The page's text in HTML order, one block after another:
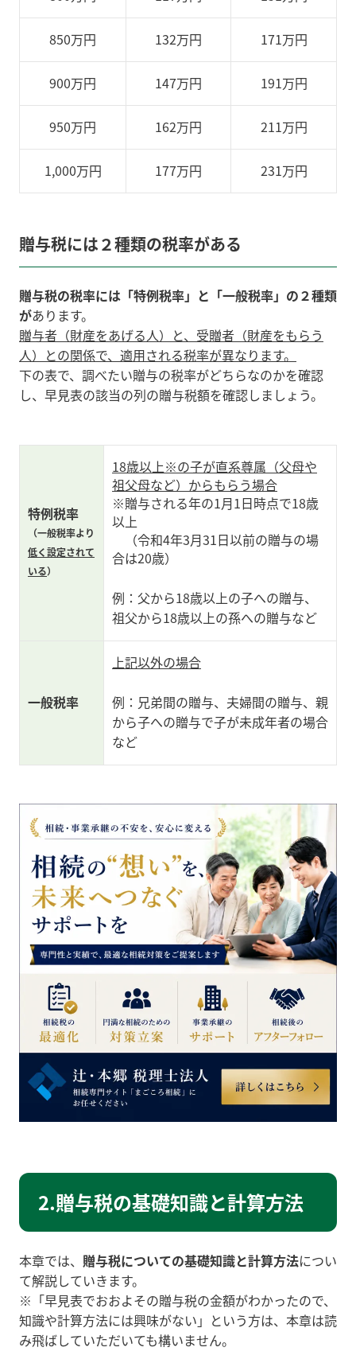
850万円 132万円 171万円
900万円 147万円 191万円
950万円 162万円 211万円
1,000万円 177万円 231万円
贈与税には２種類の税率がある
贈与税の税率には「特例税率」と「一般税率」の２種類
があります。
贈与者（財産をあげる人）と、受贈者（財産をもらう
人）との関係で、適用される税率が異なります。
下の表で、調べたい贈与の税率がどちらなのかを確認
し、早見表の該当の列の贈与税額を確認しましょう。
特例税率
（一般税率より
低く設定されて
いる）
18歳以上※の子が直系尊属（父母や
祖父母など）からもらう場合
※贈与される年の1月1日時点で18歳
以上
（令和4年3月31日以前の贈与の場
合は20歳）
例：父から18歳以上の子への贈与、
祖父から18歳以上の孫への贈与など
一般税率
上記以外の場合
例：兄弟間の贈与、夫婦間の贈与、親
から子への贈与で子が未成年者の場合
など
2.贈与税の基礎知識と計算方法
本章では、 贈与税についての基礎知識と計算方法につい
て解説していきます。
※「早見表でおおよその贈与税の金額がわかったので、
知識や計算方法には興味がない」という方は、本章は読
み飛ばしていただいても構いません。